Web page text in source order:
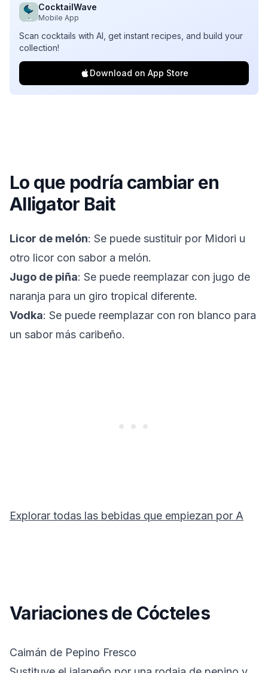
CocktailWave
Mobile App
Scan cocktails with AI, get instant recipes, and build your
collection!
Download on App Store
Lo que podría cambiar en
Alligator Bait
Licor de melón: Se puede sustituir por Midori u
otro licor con sabor a melón.
Jugo de piña: Se puede reemplazar con jugo de
naranja para un giro tropical diferente.
Vodka: Se puede reemplazar con ron blanco para
un sabor más caribeño.
Explorar todas las bebidas que empiezan por A
Variaciones de Cócteles
Caimán de Pepino Fresco